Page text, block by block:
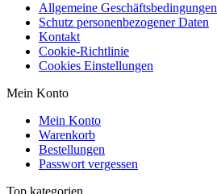
Allgemeine Geschäftsbedingungen
Schutz personenbezogener Daten
Kontakt
Cookie-Richtlinie
Cookies Einstellungen
Mein Konto
Mein Konto
Warenkorb
Bestellungen
Passwort vergessen